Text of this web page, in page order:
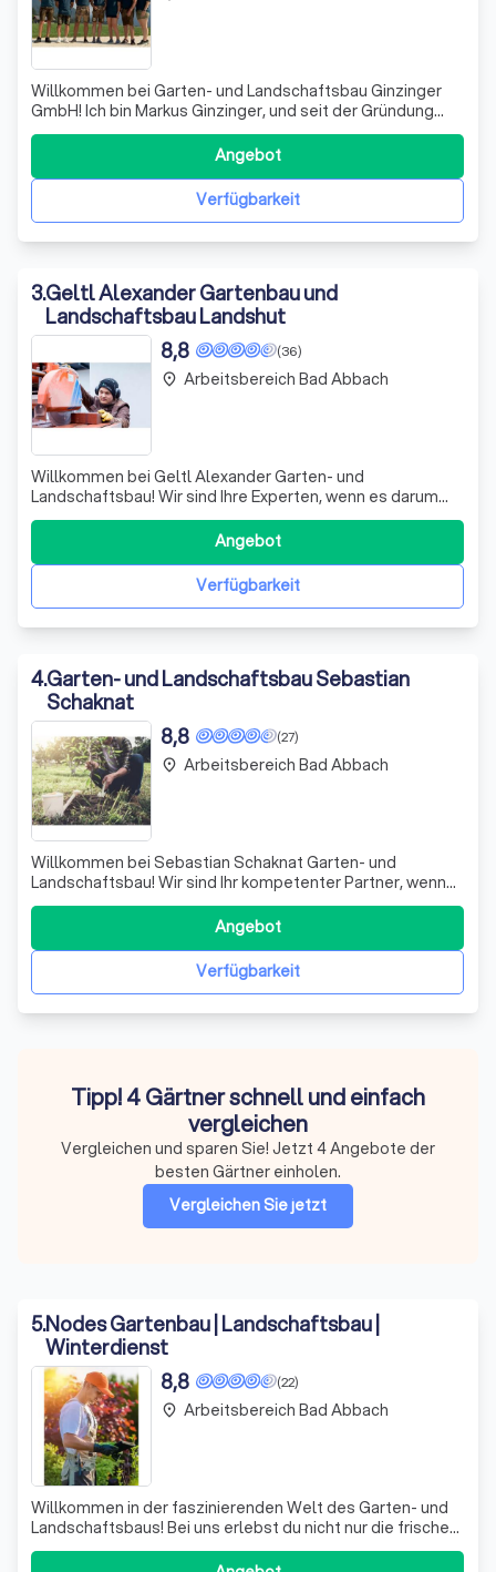
Willkommen bei Garten- und Landschaftsbau Ginzinger
GmbH! Ich bin Markus Ginzinger, und seit der Gründung
meines Unternehmens im Jahr 2020 setze ich alles daran,
Ihre Gartenvisionen in die Realität umzusetzen. Mit über 15
Jahren Erfahrung in der Branche und einer Leidenschaft für
den Hausgartenbau,
Verfügbarkeit
Angebot
3.Geltl Alexander Gartenbau und
Landschaftsbau Landshut
(36)
8,8
Willkommen bei Geltl Alexander Garten- und
Landschaftsbau! Wir sind Ihre Experten, wenn es darum
geht, Ihren Garten in eine persönliche Wohlfühloase zu
verwandeln. Egal, ob Sie einen großen Garten oder einen
kleinen Rückzugsort gestalten möchten – wir bieten Ihnen
eine Vielzahl an Möglichkeiten. Von
Verfügbarkeit
Angebot
place Arbeitsbereich Bad Abbach
4.Garten- und Landschaftsbau Sebastian
Schaknat
(27)
8,8
Willkommen bei Sebastian Schaknat Garten- und
Landschaftsbau! Wir sind Ihr kompetenter Partner, wenn
es darum geht, Ihren Traumgarten zu gestalten und zu
pflegen. Mit Leidenschaft und Fachwissen bieten wir Ihnen
umfassende Dienstleistungen in der Gartenplanung, -
gestaltung und -pflege an. Egal, ob S
Verfügbarkeit
Angebot
place Arbeitsbereich Bad Abbach
Tipp! 4 Gärtner schnell und einfach
vergleichen
Vergleichen und sparen Sie! Jetzt 4 Angebote der
besten Gärtner einholen.
Vergleichen Sie jetzt
5.Nodes Gartenbau | Landschaftsbau |
Winterdienst
(22)
8,8
Willkommen in der faszinierenden Welt des Garten- und
Landschaftsbaus! Bei uns erlebst du nicht nur die frische
Luft und die Kraft der Natur, sondern auch die Möglichkeit,
einen zukunftssicheren Beruf zu erlernen. Wir bieten dir
place Arbeitsbereich Bad Abbach